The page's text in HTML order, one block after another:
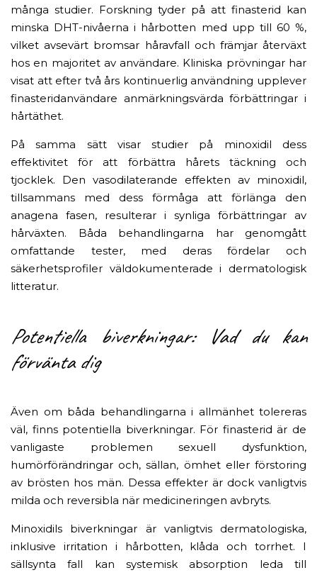
många studier. Forskning tyder på att finasterid kan
minska DHT-nivåerna i hårbotten med upp till 60 %,
vilket avsevärt bromsar håravfall och främjar återväxt
hos en majoritet av användare. Kliniska prövningar har
visat att efter två års kontinuerlig användning upplever
finasteridanvändare anmärkningsvärda förbättringar i
hårtäthet.
På samma sätt visar studier på minoxidil dess
effektivitet för att förbättra hårets täckning och
tjocklek. Den vasodilaterande effekten av minoxidil,
tillsammans med dess förmåga att förlänga den
anagena fasen, resulterar i synliga förbättringar av
hårväxten. Båda behandlingarna har genomgått
omfattande tester, med deras fördelar och
säkerhetsprofiler väldokumenterade i dermatologisk
litteratur.
Potentiella biverkningar: Vad du kan
förvänta dig
Även om båda behandlingarna i allmänhet tolereras
väl, finns potentiella biverkningar. För finasterid är de
vanligaste problemen sexuell dysfunktion,
humörförändringar och, sällan, ömhet eller förstoring
av brösten hos män. Dessa effekter är dock vanligtvis
milda och reversibla när medicineringen avbryts.
Minoxidils biverkningar är vanligtvis dermatologiska,
inklusive irritation i hårbotten, klåda och torrhet. I
sällsynta fall kan systemisk absorption leda till